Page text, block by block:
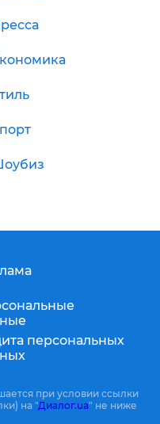
персональных
при условии ссылки
на "Диалог.ua" не ниже